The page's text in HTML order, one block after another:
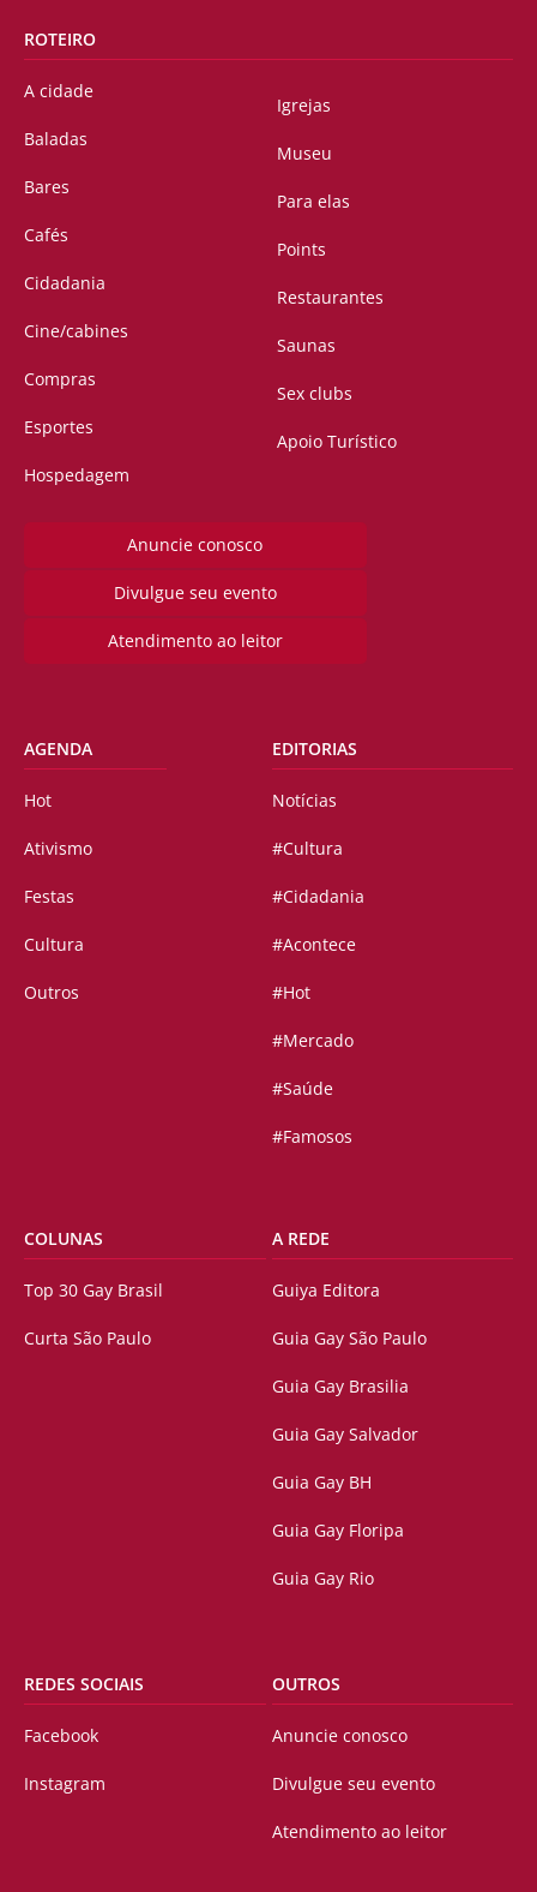
ROTEIRO
A cidade
Baladas
Bares
Cafés
Cidadania
Cine/cabines
Compras
Esportes
Hospedagem
Igrejas
Museu
Para elas
Points
Restaurantes
Saunas
Sex clubs
Apoio Turístico
Anuncie conosco
Divulgue seu evento
Atendimento ao leitor
AGENDA
Hot
Ativismo
Festas
Cultura
Outros
EDITORIAS
Notícias
#Cultura
#Cidadania
#Acontece
#Hot
#Mercado
#Saúde
#Famosos
COLUNAS
Top 30 Gay Brasil
Curta São Paulo
A REDE
Guiya Editora
Guia Gay São Paulo
Guia Gay Brasilia
Guia Gay Salvador
Guia Gay BH
Guia Gay Floripa
Guia Gay Rio
REDES SOCIAIS
Facebook
Instagram
OUTROS
Anuncie conosco
Divulgue seu evento
Atendimento ao leitor